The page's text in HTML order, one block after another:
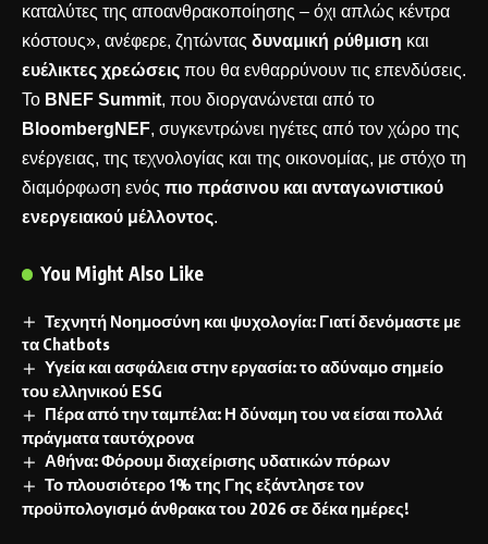
καταλύτες της αποανθρακοποίησης – όχι απλώς κέντρα
κόστους», ανέφερε, ζητώντας δυναμική ρύθμιση και
ευέλικτες χρεώσεις που θα ενθαρρύνουν τις επενδύσεις.
Το BNEF Summit, που διοργανώνεται από το
BloombergNEF, συγκεντρώνει ηγέτες από τον χώρο της
ενέργειας, της τεχνολογίας και της οικονομίας, με στόχο τη
διαμόρφωση ενός πιο πράσινου και ανταγωνιστικού
ενεργειακού μέλλοντος.
You Might Also Like
Τεχνητή Νοημοσύνη και ψυχολογία: Γιατί δενόμαστε με
τα Chatbots
Υγεία και ασφάλεια στην εργασία: το αδύναμο σημείο
του ελληνικού ESG
Πέρα από την ταμπέλα: Η δύναμη του να είσαι πολλά
πράγματα ταυτόχρονα
Αθήνα: Φόρουμ διαχείρισης υδατικών πόρων
Το πλουσιότερο 1% της Γης εξάντλησε τον
προϋπολογισμό άνθρακα του 2026 σε δέκα ημέρες!